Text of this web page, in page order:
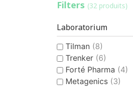
Filters (32 produits)
Laboratorium
Tilman (8)
Trenker (6)
Forté Pharma (4)
Metagenics (3)